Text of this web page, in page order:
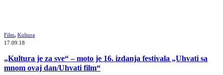
Film, Kultura
17.09.18
„Kultura je za sve“ – moto je 16. izdanja festivala „Uhvati sa
mnom ovaj dan/Uhvati film“